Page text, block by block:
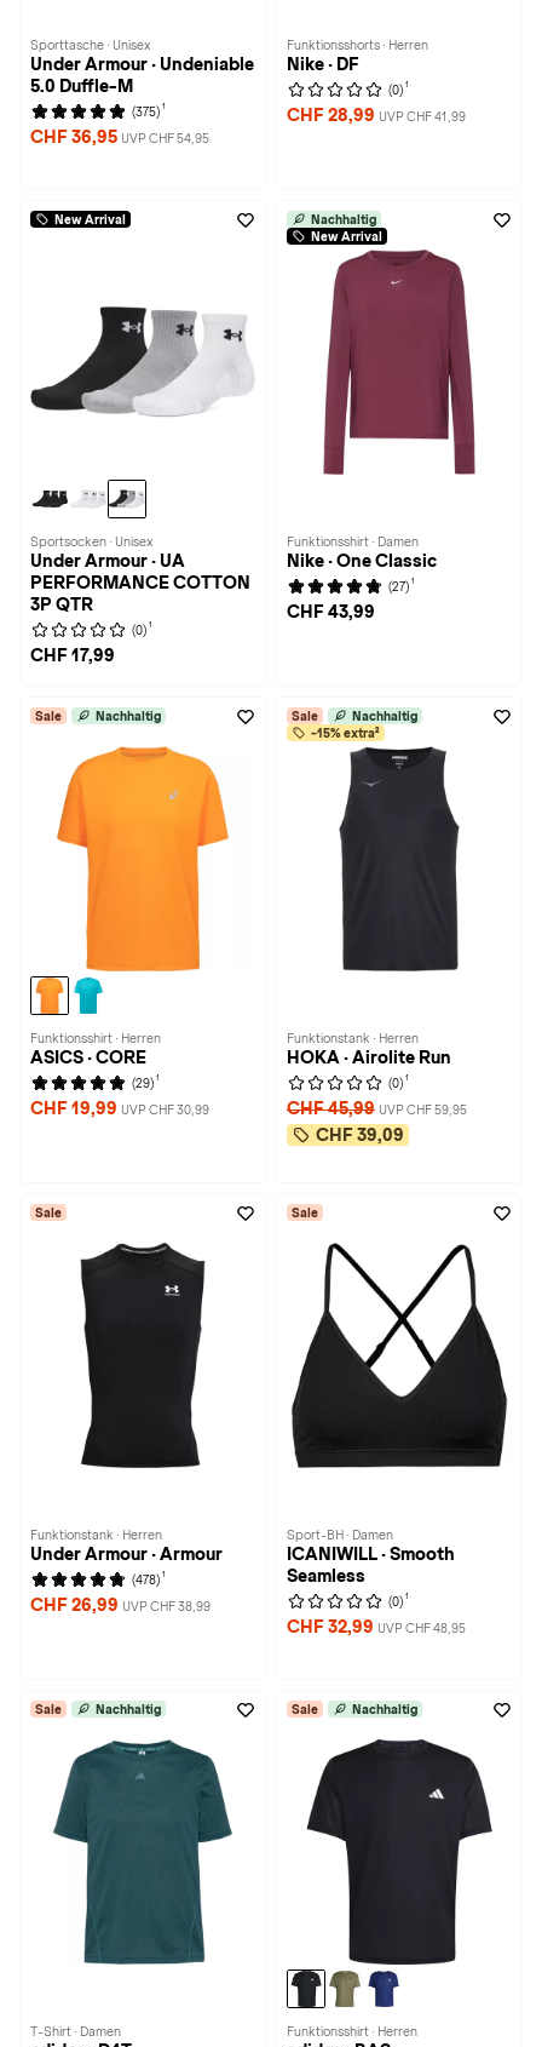
Sporttasche · Unisex
Under Armour · Undeniable
5.0 Duffle-M
(375) 1
CHF 36,95 UVP CHF 54,95
Funktionsshorts · Herren
Nike · DF
(0) 1
CHF 28,99 UVP CHF 41,99
New Arrival
Sportsocken · Unisex
Under Armour · UA
PERFORMANCE COTTON
3P QTR
(0) 1
CHF 17,99
Nachhaltig
New Arrival
Funktionsshirt · Damen
Nike · One Classic
(27) 1
CHF 43,99
Sale Nachhaltig
Funktionsshirt · Herren
ASICS · CORE
(29) 1
CHF 19,99 UVP CHF 30,99
Sale
Nachhaltig
-15% extra²
Funktionstank · Herren
HOKA · Airolite Run
(0) 1
CHF 45,99 UVP CHF 59,95
CHF 39,09
Sale
Funktionstank · Herren
Under Armour · Armour
(478) 1
CHF 26,99 UVP CHF 38,99
Sale
Sport-BH · Damen
ICANIWILL · Smooth
Seamless
(0) 1
CHF 32,99 UVP CHF 48,95
Sale Nachhaltig
T-Shirt · Damen
Sale Nachhaltig
Funktionsshirt · Herren